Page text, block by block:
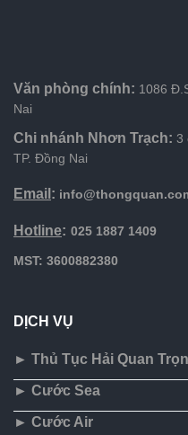
Văn phòng chính: 1086
Nai
Chi nhánh Nhơn Trạch: 3
TP. Đồng Nai
Email :
Hotline: 025 1887 1409
MST: 3600882380
DỊCH VỤ
► Thủ Tục Hải Quan
► Cước Sea
► Cước Air